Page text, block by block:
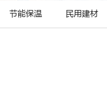
节能保温 民用建材